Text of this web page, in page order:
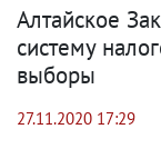
Алтайское
систему
выборы
27.11.2020 17:29